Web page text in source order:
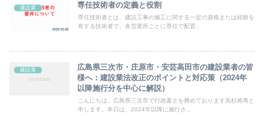
建設業 専任技術者の定義と役割
専任技術者とは、建設工事の施工に関する一定の資格または経験を
有する技術者で、各営業所ごとに専任で配置...
建設業
広島県三次市・庄原市・安芸高田市の建設業者の皆
様へ：建設業法改正のポイントと対応策（2024年
以降施行分を中心に解説）
こんにちは。広島県三次市で行政書士を務めております高杉将寿と
申します。本日は、2024年以降に施行さ...